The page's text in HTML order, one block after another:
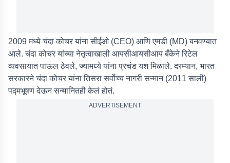
2009 मध्ये चंदा कोचर यांना सीईओ (CEO) आणि एमडी (MD) बनवण्यात
आले. चंदा कोचर यांच्या नेतृत्वाखाली आयसीआयसीआय बँकेने रिटेल
व्यवसायात पाऊल ठेवले, ज्यामध्ये यांना प्रचंड यश मिळाले. दरम्यान, भारत
सरकारने चंदा कोचर यांना तिसरा सर्वोच्च नागरी सन्मान (2011 साली)
पद्मभूषण देऊन सन्मानितही केलं होतं.
ADVERTISEMENT